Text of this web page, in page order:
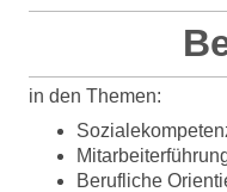
in den Themen:
Berufliche